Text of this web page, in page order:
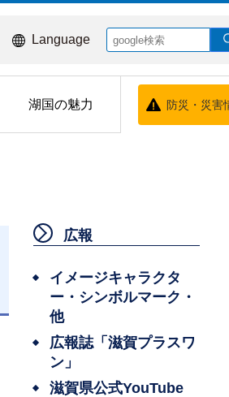
Language
湖国の魅力 防災・災害
広報
イメージキャラクタ
ー・シンボルマーク・
他
広報誌「滋賀プラスワ
ン」
滋賀県公式YouTube